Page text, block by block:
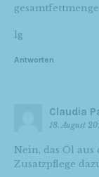
lg
Antworten
Claudia
18. August
Nein, das Öl
Zusatzpflege